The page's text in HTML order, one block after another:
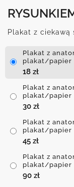
Plakat z ciekawą
Plakat z
plakat/papier
18 zł
Plakat z
plakat/papier
30 zł
Plakat z
plakat/papier
45 zł
Plakat z
plakat/papier
90 zł